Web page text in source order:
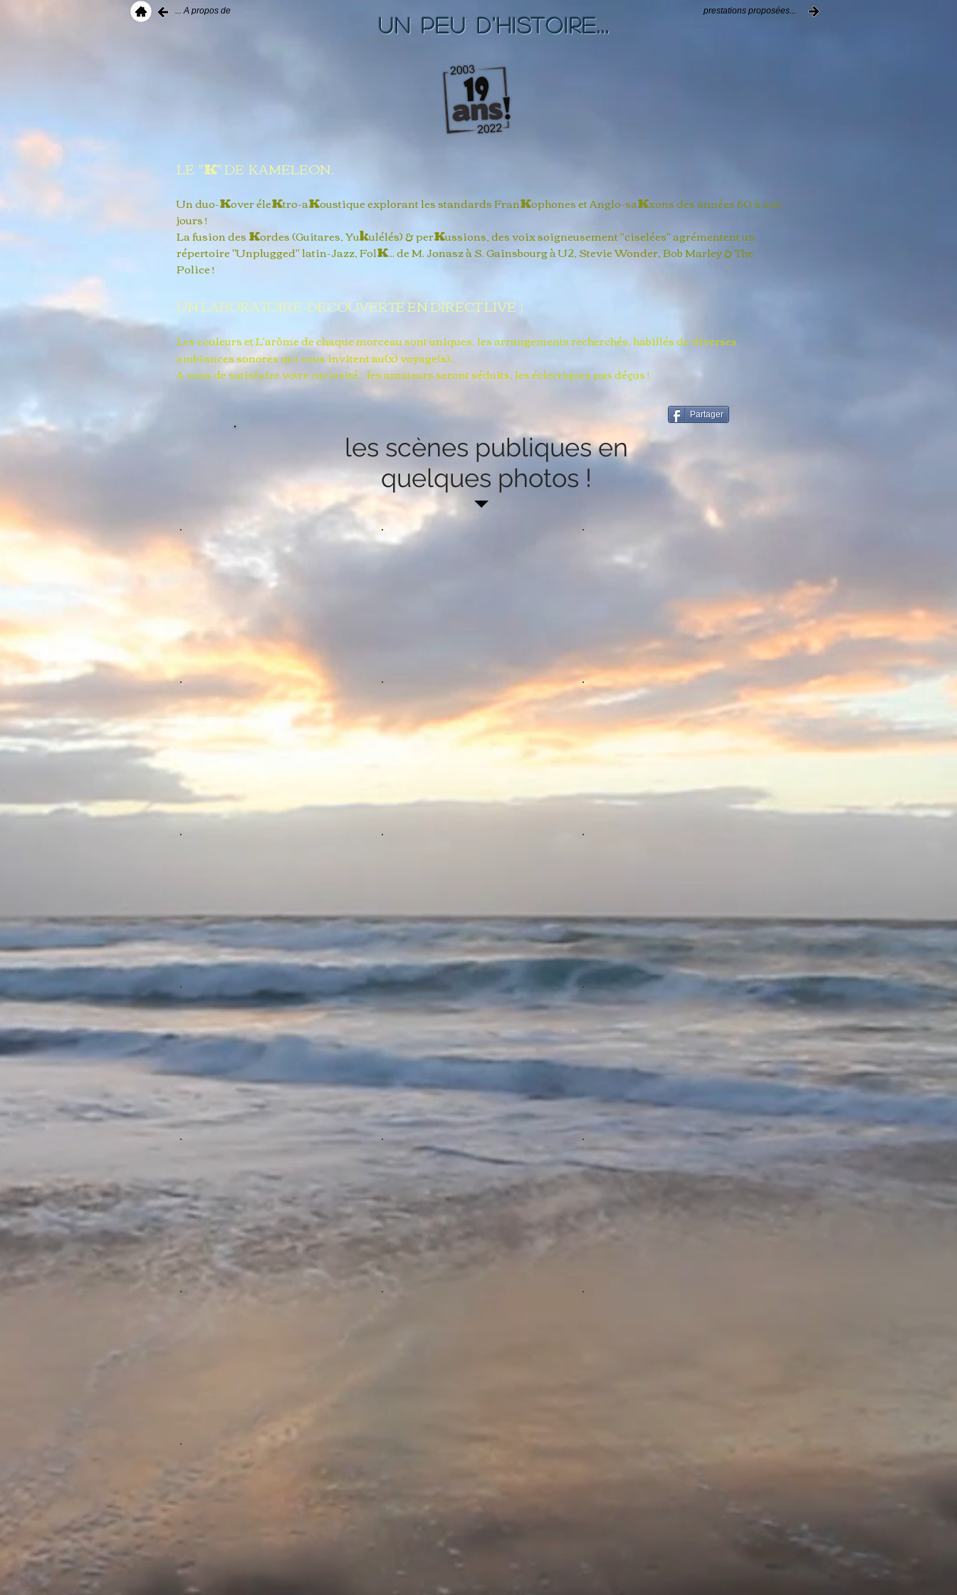
... A propos de
un peu d'histoire...
prestations proposées...
LE "K" DE KAMELEON.
Un duo-Kover éleKtro-aKoustique explorant les standards FranKophones et Anglo-saKxons des années 60 à nos
jours !
La fusion desKordes (Guitares, Yukulélés) & perKussions, des voix soigneusement "ciselées" agrémentent un
répertoire "Unplugged" latin-Jazz, FolK... de M. Jonasz à S. Gainsbourg à U2, Stevie Wonder, Bob Marley & The
Police !​​
UN LABORATOIRE-DECOUVERTE EN DIRECT LIVE !
Les couleurs et L'arôme de chaque morceau sont uniques, les arrangements recherchés, habillés de diverses
ambiances sonores qui vous invitent au(x) voyage(s)...​
A vous de satisfaire votre curiosité... les amateurs seront séduits, les éclectiques pas déçus !
les scènes publiquesen
quelques photos !
Partager